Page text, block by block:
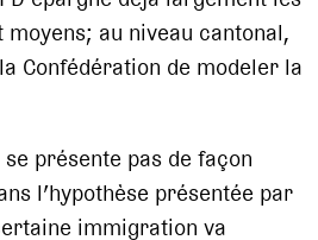
au niveau cantonal,
Confédération de modeler la
se présente pas de façon
l’hypothèse présentée par
immigration va